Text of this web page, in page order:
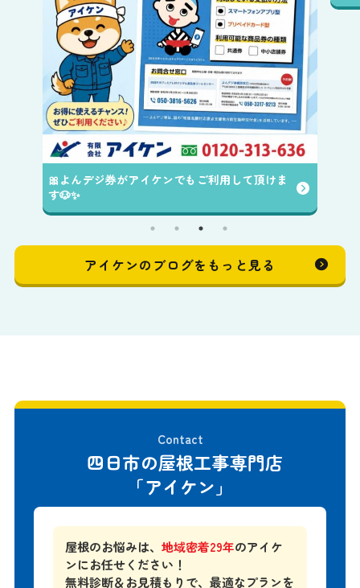
アイケンのブログをもっと見る
Contact
四日市の屋根工事専門店
「アイケン」
無料診断＆お見積もりで、最適なプランを
ご提案いたします。